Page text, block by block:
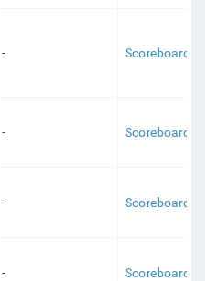
- Scoreboard
- Scoreboard
- Scoreboard
- Scoreboard